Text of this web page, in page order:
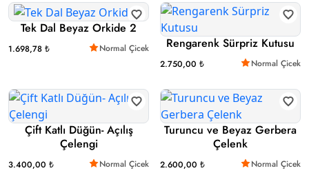
Tek Dal Beyaz Orkide 2
1.698,78 ₺ Normal Çicek Rengarenk Sürpriz Kutusu
2.750,00 ₺ Normal Çicek
Çift Katlı Düğün- Açılış
Çelengi
3.400,00 ₺ Normal Çicek
Turuncu ve Beyaz Gerbera
Çelenk
2.600,00 ₺ Normal Çicek